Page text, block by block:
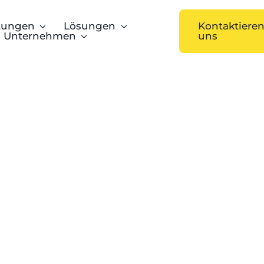
Lösungen
Unternehmen
uns